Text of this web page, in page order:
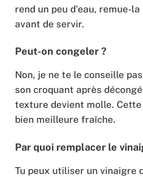
rend un peu d’eau, remue-
avant de servir.
Peut-on congeler ?
Non, je ne te le conseille
son croquant après
texture devient molle.
bien meilleure fraîche.
Par quoi remplacer le
Tu peux utiliser un vinaigre